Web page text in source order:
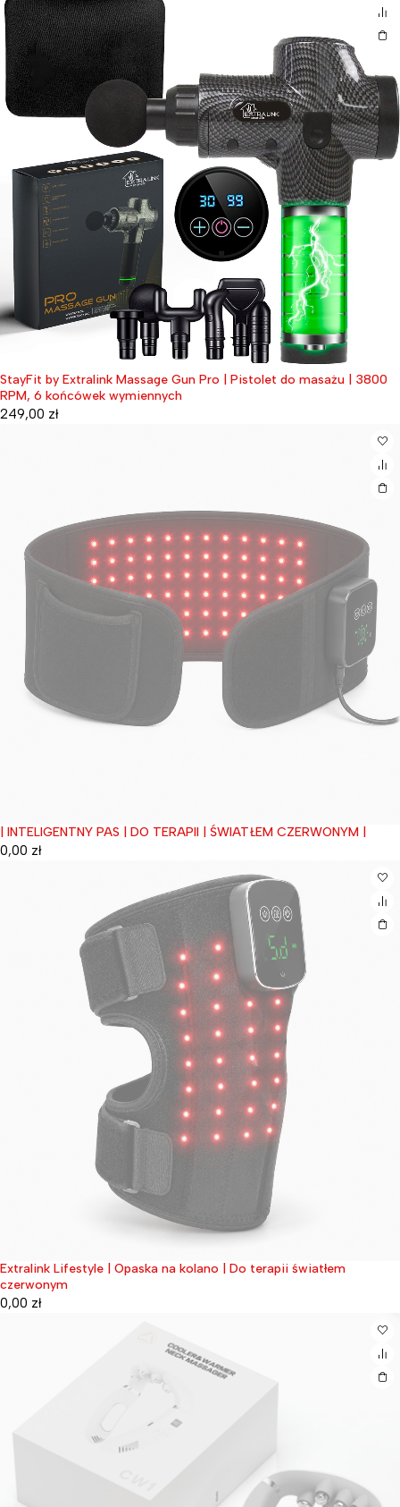
StayFit by Extralink Massage Gun Pro | Pistolet do masażu | 3800
RPM, 6 końcówek wymiennych
249,00 zł
Wyprzedane | INTELIGENTNY PAS | DO TERAPII | ŚWIATŁEM CZERWONYM |
0,00 zł
Wyprzedane
Extralink Lifestyle | Opaska na kolano | Do terapii światłem
czerwonym
0,00 zł